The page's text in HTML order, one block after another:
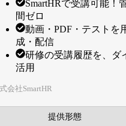
SmartHRで受講可能！
間ゼロ
動画・PDF・テストを
成・配信
研修の受講履歴を、ダ
活用
会社SmartHR
提供形態